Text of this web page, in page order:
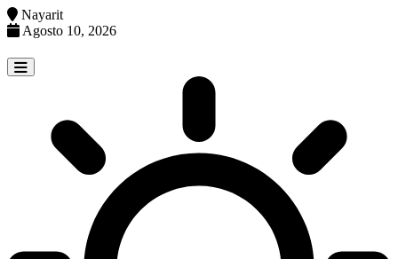
Nayarit
Agosto 10, 2026
to
content